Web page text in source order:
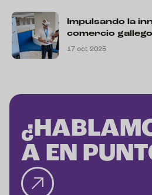
Impulsando la
comercio
17 oct 2025
A EN